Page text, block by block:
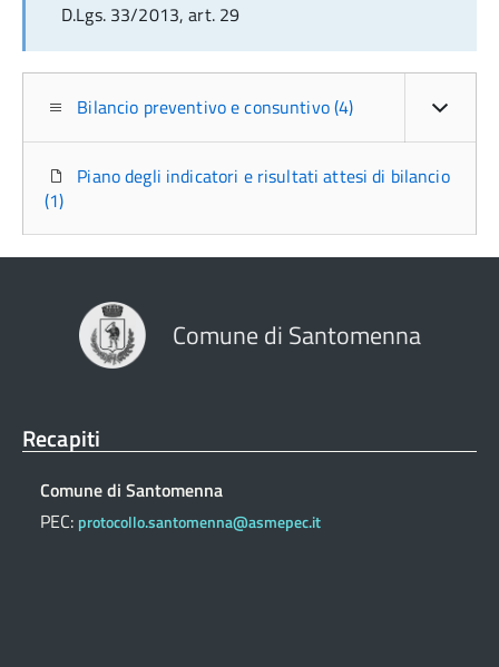
D.Lgs. 33/2013, art. 29
Bilancio preventivo e consuntivo (4)
Piano degli indicatori e risultati attesi di bilancio
(1)
Comune di Santomenna
Recapiti
Comune di Santomenna
PEC: protocollo.santomenna@asmepec.it